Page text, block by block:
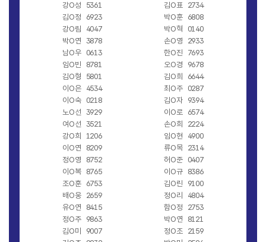
강O성
5361 김O표
2734
김O정
6923 박O훈
6808
강O림
4047 박O혁
0140
박O연 3878 손O영
2933
남O우
0613 한O진
7693
임O빈
8781 오O경
9678
김O형
5801 김O희
6644
이O은
4534 최O주
0287
이O숙
0218 김O자
9394
노O선 3929 이O로
6574
여O선 3521 손O희
2224
강O희
1206 임O현
4900
이O연
8209 류O목
2314
정O영
8752 허O준
0407
이O복
8765 이O규
8386
조O훈
6753 김O린
9100
배O웅
2659 정O리
4804
유O연
8415 함O정
2753
정O주
9863 박O연
8121
김O미
9007 정O조
2159